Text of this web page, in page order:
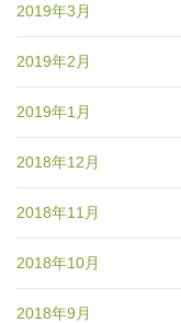
2019年3月
2019年2月
2019年1月
2018年12月
2018年11月
2018年10月
2018年9月